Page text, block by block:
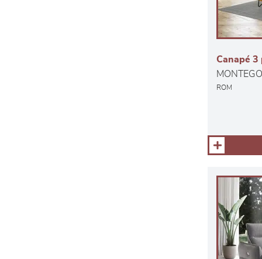
Canapé 3
MONTEGO
ROM